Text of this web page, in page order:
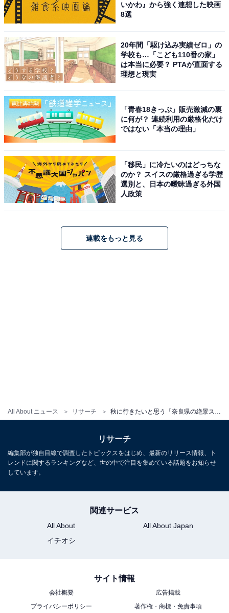
All About ニュース リサーチ
こちらもおすすめ
秋に行きたいと思う「和歌山県の絶景スポッ
は？ 【2025年調査】
いかわ』から強く連想した映画
8選
20年間「駆け込み実績ゼロ」の
学校も…「こども110番の家」
は本当に必要？ PTAが直面する
理想と現実
「青春18きっぷ」販売激減の裏
に何が？ 連続利用の厳格化だけ
ではない「本当の理由」
「移民」に冷たいのはどっちな
のか？ スイスの厳格過ぎる学歴
選別と、日本の曖昧過ぎる外国
人政策
連載をもっと見る
リサーチ
編集部が独自目線で調査したトピックスをはじめ、最新のリリース情報、ト
レンドに関するランキングなど、世の中で注目を集めている話題をお知らせ
しています。
関連サービス
All About
All About Japan
イチオシ
サイト情報
会社概要
広告掲載
プライバシーポリシー
著作権・商標・免責事項